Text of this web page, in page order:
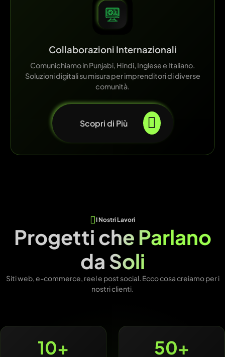
Collaborazioni Internazionali
Comunichiamo in Punjabi, Hindi, Inglese e Italiano.
Soluzioni digitali su misura per imprenditori di diverse
comunità.
Scopri di Più
I Nostri Lavori
Progetti cheParlano
da Soli
Siti web, e-commerce, reel e post social. Ecco cosa creiamo per i
nostri clienti.
10+ 50+